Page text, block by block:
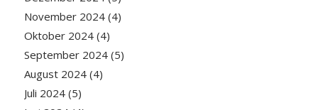
November 2024(4)
Oktober 2024(4)
September 2024(5)
August 2024(4)
Juli 2024(5)